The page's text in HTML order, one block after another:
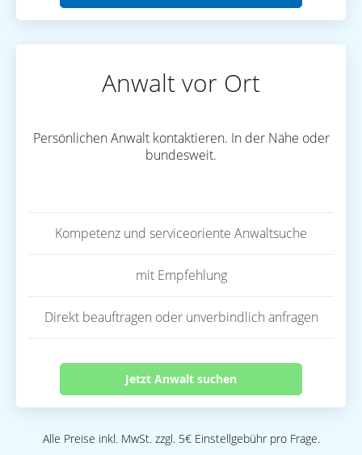
Anwalt vor Ort
Persönlichen Anwalt kontaktieren. In der Nähe oder
bundesweit.
Kompetenz und serviceoriente Anwaltsuche
mit Empfehlung
Direkt beauftragen oder unverbindlich anfragen
Jetzt Anwalt suchen
Alle Preise inkl. MwSt. zzgl. 5€ Einstellgebühr pro Frage.